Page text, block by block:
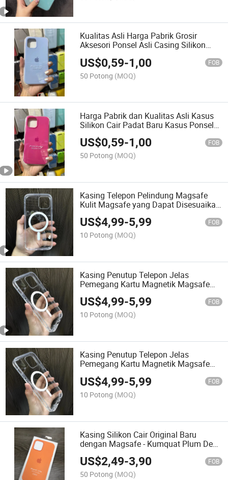
Kualitas Asli Harga Pabrik Grosir
Aksesori Ponsel Asli Casing Silikon
US$0,59-1,00 FOB
50 Potong (MOQ)
Harga Pabrik dan Kualitas Asli Kasus
Silikon Cair Padat Baru Kasus Ponsel
OEM/ODM untuk iPhone Samsung
Xiaomi Vivo Huawei
US$0,59-1,00 FOB
50 Potong (MOQ)
Kasing Telepon Pelindung Magsafe
Kulit Magsafe yang Dapat Disesuaikan
untuk iPhone 12
US$4,99-5,99 FOB
10 Potong (MOQ)
Kasing Penutup Telepon Jelas
Pemegang Kartu Magnetik Magsafe
Pabrik untuk iPhone 12 12mini 12PRO
Max
US$4,99-5,99 FOB
10 Potong (MOQ)
Kasing Penutup Telepon Jelas
Pemegang Kartu Magnetik Magsafe
12PRO Max
US$4,99-5,99 FOB
10 Potong (MOQ)
Kasing Silikon Cair Original Baru
dengan Magsafe - Kumquat Plum Deep
Navy Cyprus Green Pink untuk iPhone
12mimi/ 12/12 PRO/12 PRO Max di
Situs Resmi
US$2,49-3,90 FOB
50 Potong (MOQ)